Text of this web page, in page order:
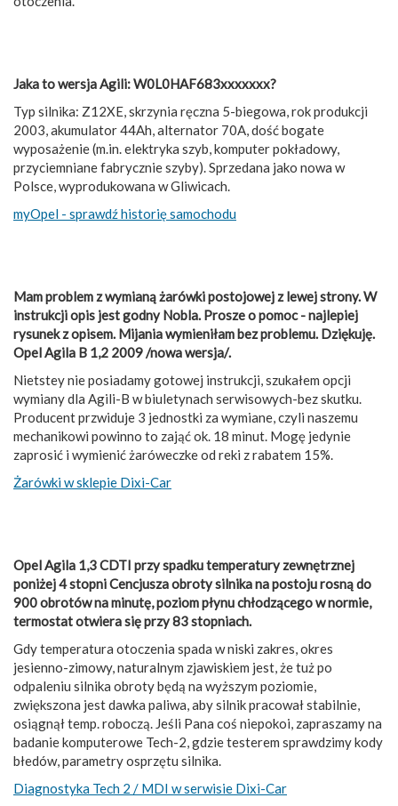
Jaka to wersja Agili: W0L0HAF683xxxxxxx?
Typ silnika: Z12XE, skrzynia ręczna 5-biegowa, rok produkcji
2003, akumulator 44Ah, alternator 70A, dość bogate
wyposażenie (m.in. elektryka szyb, komputer pokładowy,
przyciemniane fabrycznie szyby). Sprzedana jako nowa w
Polsce, wyprodukowana w Gliwicach.
myOpel - sprawdź historię samochodu
Mam problem z wymianą żarówki postojowej z lewej strony. W
instrukcji opis jest godny Nobla. Prosze o pomoc - najlepiej
rysunek z opisem. Mijania wymieniłam bez problemu. Dziękuję.
Opel Agila B 1,2 2009 /nowa wersja/.
Nietstey nie posiadamy gotowej instrukcji, szukałem opcji
wymiany dla Agili-B w biuletynach serwisowych-bez skutku.
Producent przwiduje 3 jednostki za wymiane, czyli naszemu
mechanikowi powinno to zająć ok. 18 minut. Mogę jedynie
zaprosić i wymienić żaróweczke od reki z rabatem 15%.
Żarówki w sklepie Dixi-Car
Opel Agila 1,3 CDTI przy spadku temperatury zewnętrznej
poniżej 4 stopni Cencjusza obroty silnika na postoju rosną do
900 obrotów na minutę, poziom płynu chłodzącego w normie,
termostat otwiera się przy 83 stopniach.
Gdy temperatura otoczenia spada w niski zakres, okres
jesienno-zimowy, naturalnym zjawiskiem jest, że tuż po
odpaleniu silnika obroty będą na wyższym poziomie,
zwiększona jest dawka paliwa, aby silnik pracował stabilnie,
osiągnął temp. roboczą. Jeśli Pana coś niepokoi, zapraszamy na
badanie komputerowe Tech-2, gdzie testerem sprawdzimy kody
błedów, parametry osprzętu silnika.
Diagnostyka Tech 2 / MDI w serwisie Dixi-Car